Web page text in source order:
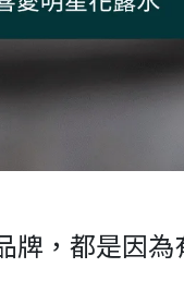
牌，都是因